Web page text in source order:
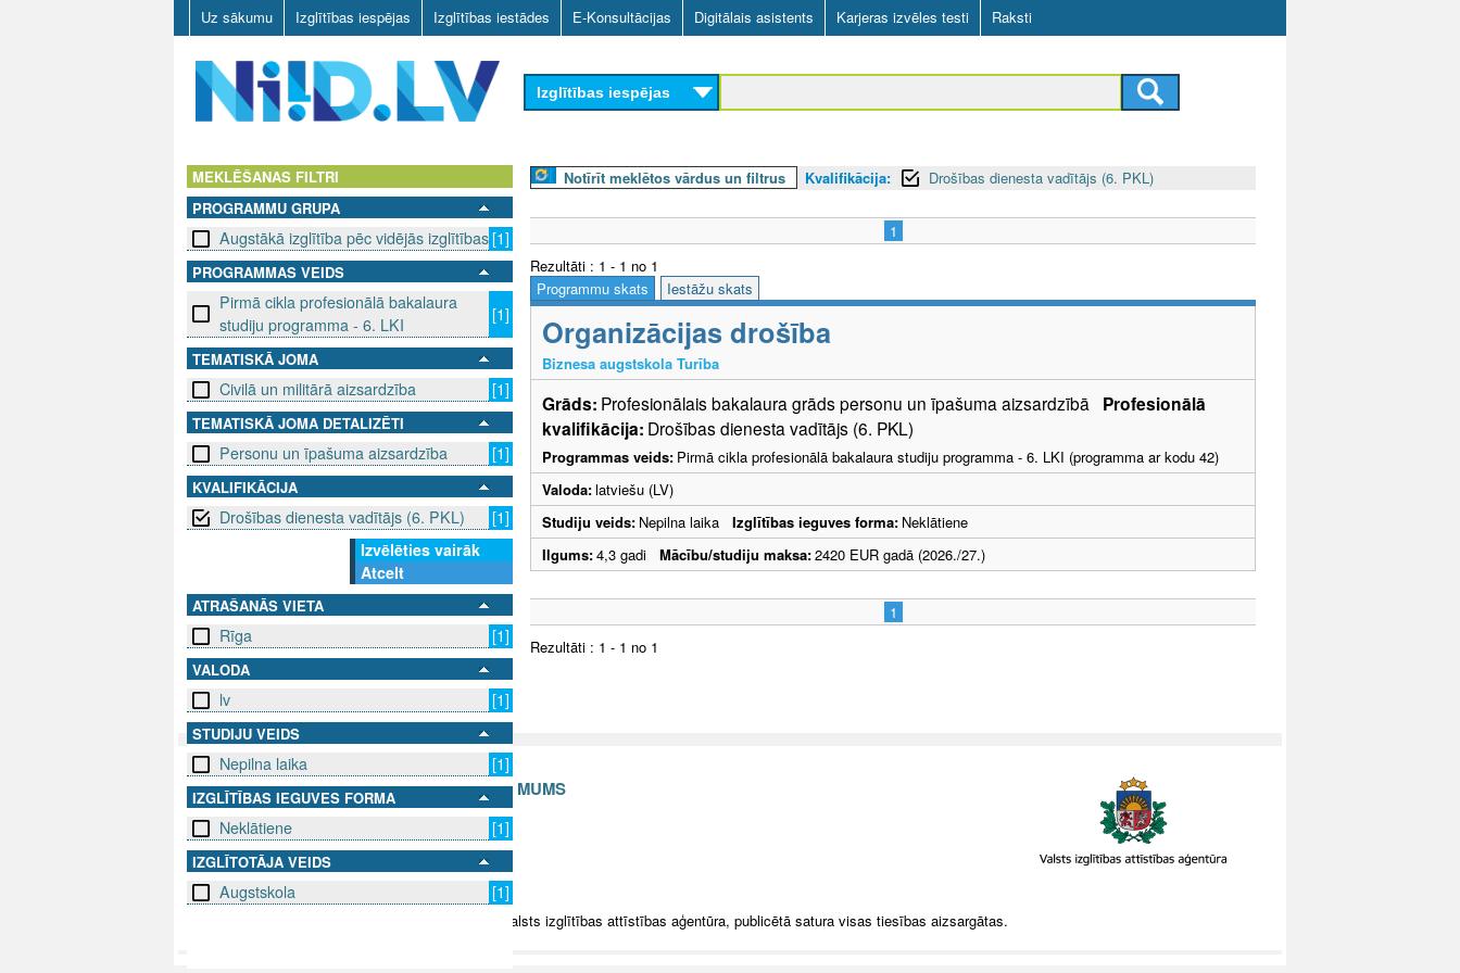
Skip
to
main
content
Uz sākumu Izglītības iespējas Izglītības iestādes E-Konsultācijas Digitālais asistents Karjeras izvēles testi Raksti
D
L
V
Izglītības iespējas
MEKLĒŠANAS FILTRI
PROGRAMMU GRUPA
Augstākā izglītība pēc vidējās izglītības [1]
PROGRAMMAS VEIDS
Pirmā cikla profesionālā bakalaura
studiju programma - 6. LKI
[1]
TEMATISKĀ JOMA
Civilā un militārā aizsardzība [1]
TEMATISKĀ JOMA DETALIZĒTI
Personu un īpašuma aizsardzība [1]
KVALIFIKĀCIJA
Drošības dienesta vadītājs (6. PKL)
[1]
Izvēlēties vairāk
Atcelt
ATRAŠANĀS VIETA
Rīga [1]
VALODA
lv [1]
STUDIJU VEIDS
Nepilna laika [1]
IZGLĪTĪBAS IEGUVES FORMA
Neklātiene [1]
IZGLĪTOTĀJA VEIDS
Augstskola [1]
Notīrīt meklētos vārdus un filtrus Kvalifikācija: Drošības dienesta vadītājs (6. PKL)
1
Rezultāti : 1 - 1 no 1
Programmu skats
Iestāžu skats
Organizācijas drošība
Biznesa augstskola Turība
Grāds: Profesionālais bakalaura grāds personu un īpašuma aizsardzībā Profesionālā
kvalifikācija: Drošības dienesta vadītājs (6. PKL)
Programmas veids: Pirmā cikla profesionālā bakalaura studiju programma - 6. LKI (programma ar kodu 42)
Valoda:latviešu (LV)
Studiju veids: Nepilna laika Izglītības ieguves forma: Neklātiene
Ilgums:4,3 gadi Mācību/studiju maksa:2420 EUR gadā (2026./27.)
1
Rezultāti : 1 - 1 no 1
SEKO MUMS SAZINIES AR MUMS
info@niid.lv
© 2025 Valsts izglītības attīstības aģentūra, publicētā satura visas tiesības aizsargātas.